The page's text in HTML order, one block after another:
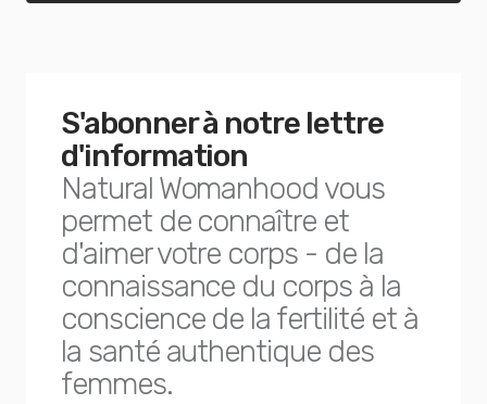
S'abonner à notre lettre
d'information
Natural Womanhood vous
permet de connaître et
d'aimer votre corps - de la
connaissance du corps à la
conscience de la fertilité et à
la santé authentique des
femmes.